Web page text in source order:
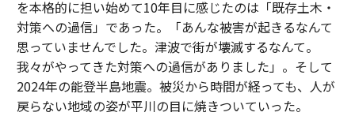
を本格的に担い始めて10年目に感じたのは「既存土木・
対策への過信」であった。「あんな被害が起きるなんて
思っていませんでした。津波で街が壊滅するなんて。
我々がやってきた対策への過信がありました」。そして
2024年の能登半島地震。被災から時間が経っても、人が
戻らない地域の姿が平川の目に焼きついていった。